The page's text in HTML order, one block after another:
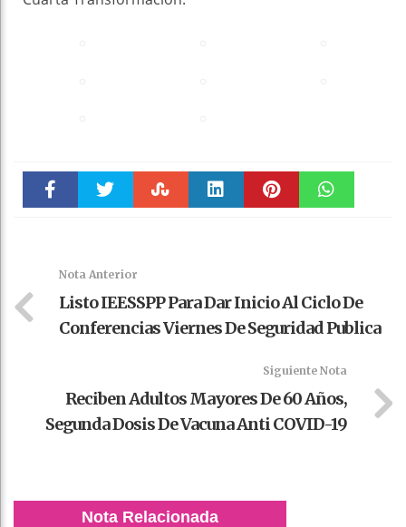
Nota Anterior
Listo IEESSPP Para Dar Inicio Al Ciclo De
Conferencias Viernes De Seguridad Publica
Siguiente Nota
Reciben Adultos Mayores De 60 Años,
Segunda Dosis De Vacuna Anti COVID-19
Nota Relacionada